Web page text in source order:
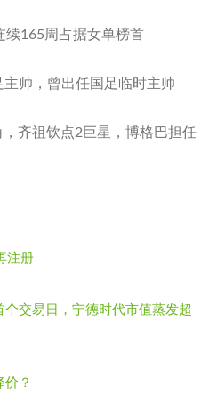
续165周占据女单榜首
帅，曾出任国足临时主帅
齐祖钦点2巨星，博格巴担任
注册
交易日，宁德时代市值蒸发超
？